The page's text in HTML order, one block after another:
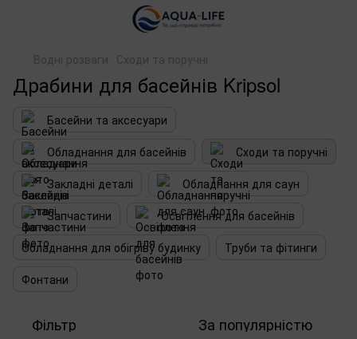
Водні розваги Сходи та поручні
Драбини для басейнів Kripsol
Басейни та аксесуари
Обладнання для басейнів
Сходи та поручні
Закладні деталі
Обладнання для саун
Запчастини
Освітлення для басейнів
Обладнання для обігріву будинку
Труби та фітинги
Фонтани
Фільтр За популярністю